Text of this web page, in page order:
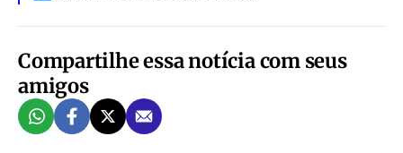
Compartilhe essa notícia com seus
amigos